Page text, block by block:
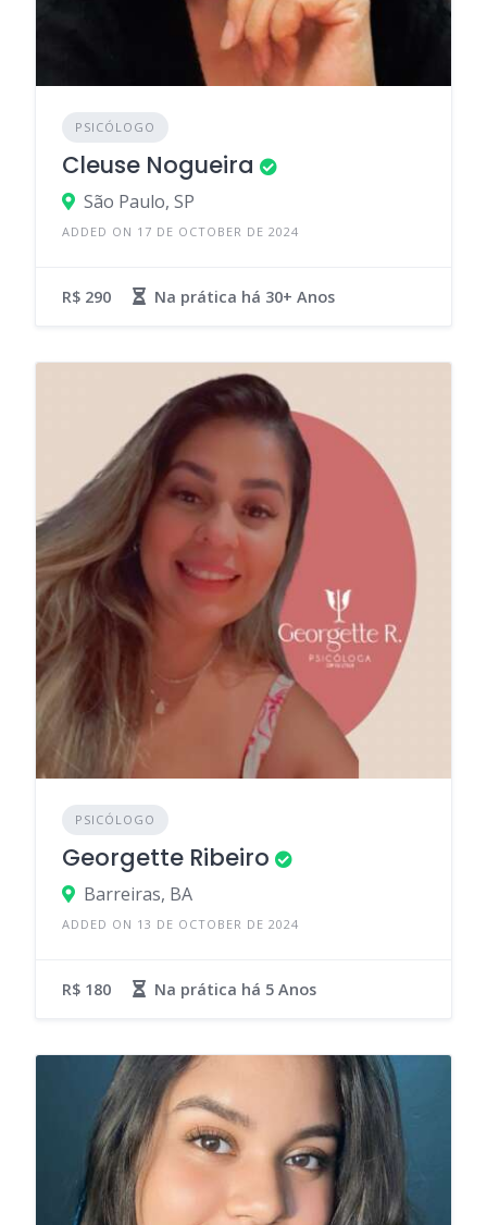
PSICÓLOGO
Cleuse Nogueira
São Paulo, SP
ADDED ON 17 DE OCTOBER DE 2024
R$ 290 Na prática há 30+ Anos
PSICÓLOGO
Georgette Ribeiro
Barreiras, BA
ADDED ON 13 DE OCTOBER DE 2024
R$ 180 Na prática há 5 Anos